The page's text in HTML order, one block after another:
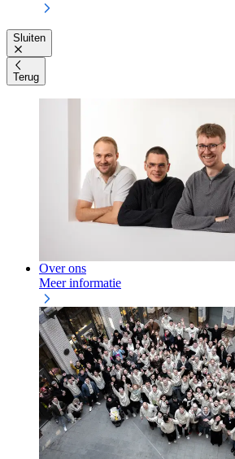
Sluiten
Terug
Over ons
Meer informatie